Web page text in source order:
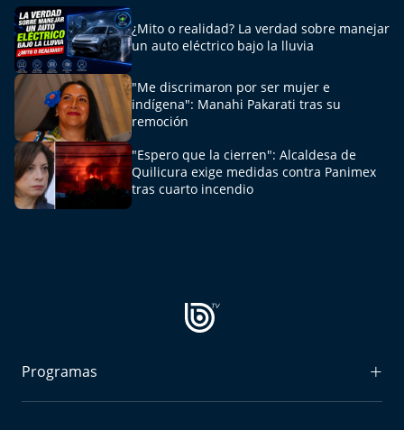
¿Mito o realidad? La verdad sobre manejar
un auto eléctrico bajo la lluvia
"Me discrimaron por ser mujer e
indígena": Manahi Pakarati tras su
remoción
"Espero que la cierren": Alcaldesa de
Quilicura exige medidas contra Panimex
tras cuarto incendio
Programas